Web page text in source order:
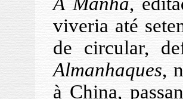
viveria até
de circular,
Almanhaques,
à China,